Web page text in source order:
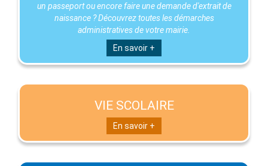
un passeport ou encore faire une demande d'extrait de
naissance ? Découvrez toutes les démarches
administratives de votre mairie.
En savoir +
VIE SCOLAIRE
En savoir +